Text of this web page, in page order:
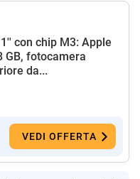
con chip M3: Apple
GB, fotocamera
da...
VEDI OFFERTA